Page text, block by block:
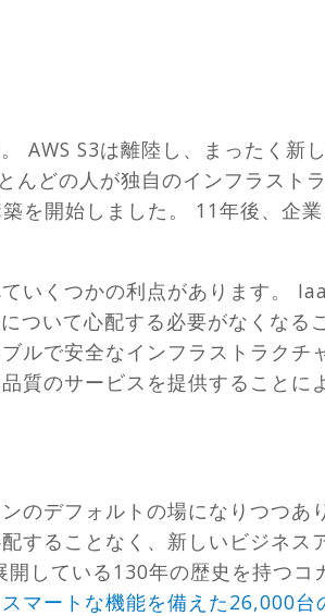
AWS S3は離陸し、まったく新
どの人が独自のインフラスト
を開始しました。 11年後、企
いくつかの利点があります。
いて心配する必要がなくなる
ルで安全なインフラストラクチ
質のサービスを提供することに
のデフォルトの場になりつつあ
することなく、新しいビジネス
開している130年の歴史を持つコ
スマートな機能を備えた26,000台